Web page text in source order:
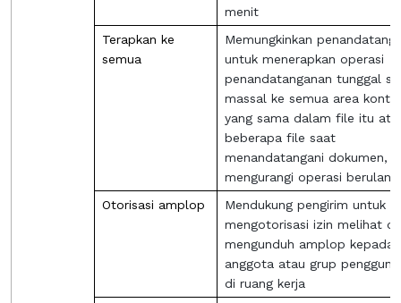
menit
Terapkan ke
semua
Memungkinkan
untuk menerapkan operasi
penandatanganan tunggal
massal ke semua area
yang sama dalam file itu
beberapa file saat
menandatangani dokumen,
mengurangi operasi berulang
Otorisasi amplop
Mendukung pengirim untuk
mengotorisasi izin melihat
mengunduh amplop kepada
anggota atau grup
di ruang kerja